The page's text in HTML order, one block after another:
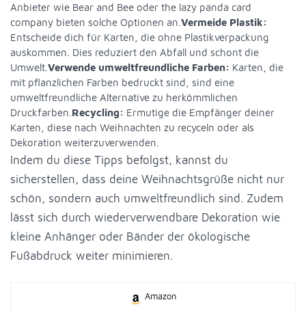
Anbieter wie Bear and Bee oder the lazy panda card
company bieten solche Optionen an. Vermeide Plastik:
Entscheide dich für Karten, die ohne Plastikverpackung
auskommen. Dies reduziert den Abfall und schont die
Umwelt. Verwende umweltfreundliche Farben: Karten, die
mit pflanzlichen Farben bedruckt sind, sind eine
umweltfreundliche Alternative zu herkömmlichen
Druckfarben. Recycling: Ermutige die Empfänger deiner
Karten, diese nach Weihnachten zu recyceln oder als
Dekoration weiterzuverwenden.
Indem du diese Tipps befolgst, kannst du
sicherstellen, dass deine Weihnachtsgrüße nicht nur
schön, sondern auch umweltfreundlich sind. Zudem
lässt sich durch wiederverwendbare Dekoration wie
kleine Anhänger oder Bänder der ökologische
Fußabdruck weiter minimieren.
Amazon